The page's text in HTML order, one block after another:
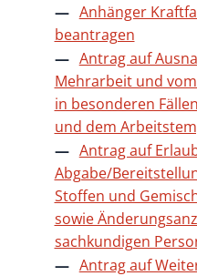
Anhänger
beantragen
Antrag auf
Mehrarbeit und
in besonderen
und dem
Antrag auf
Abgabe/
Stoffen und
sowie
sachkundigen
Antrag auf